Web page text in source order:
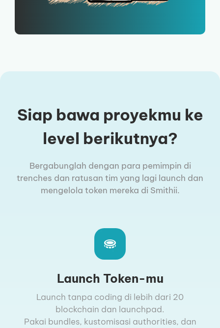
Siap bawa proyekmu ke
level berikutnya?
Bergabunglah dengan para pemimpin di
trenches dan ratusan tim yang lagi launch dan
mengelola token mereka di Smithii.
Launch Token-mu
Launch tanpa coding di lebih dari 20
blockchain dan launchpad.
Pakai bundles, kustomisasi authorities, dan